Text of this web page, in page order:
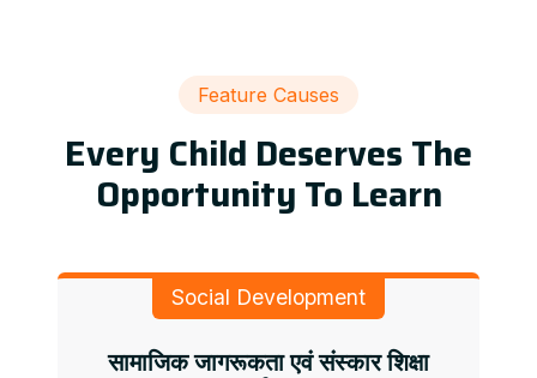
Feature Causes
Every Child Deserves The
Opportunity To Learn
Social Development
सामाजिक जागरूकता एवं संस्कार शिक्षा